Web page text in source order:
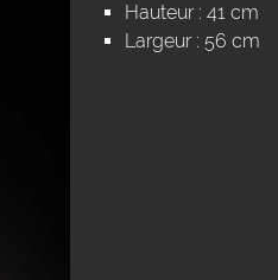
Hauteur : 41 cm
Largeur : 56 cm